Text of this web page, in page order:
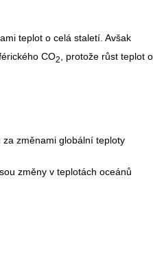
teplot o celá staletí. Avšak
CO2
, protože růst teplot
změnami globální teploty
změny v teplotách oceánů